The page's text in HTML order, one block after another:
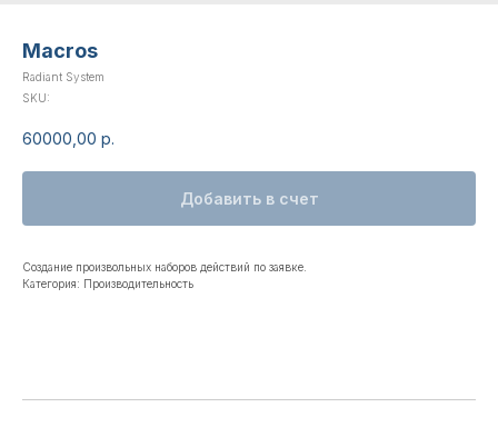
Macros
Radiant System
SKU:
60000,00 р.
Добавить в счет
Создание произвольных наборов действий по заявке.
Категория: Производительность